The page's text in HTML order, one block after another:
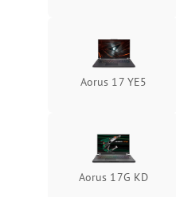
Aorus 17 YE5
Aorus 17G KD